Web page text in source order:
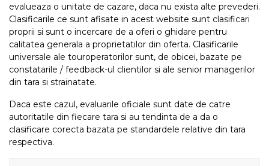
evalueaza o unitate de cazare, daca nu exista alte prevederi.
Clasificarile ce sunt afisate in acest website sunt clasificari
proprii si sunt o incercare de a oferi o ghidare pentru
calitatea generala a proprietatilor din oferta. Clasificarile
universale ale touroperatorilor sunt, de obicei, bazate pe
constatarile / feedback-ul clientilor si ale senior managerilor
din tara si strainatate.
Daca este cazul, evaluarile oficiale sunt date de catre
autoritatile din fiecare tara si au tendinta de a da o
clasificare corecta bazata pe standardele relative din tara
respectiva.